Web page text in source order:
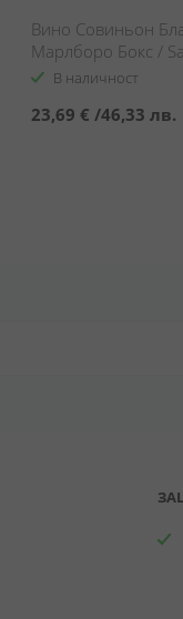
Вино Совиньон
Марлборо Бокс /
Blanc Skywalker
В наличност
23,69 € /46,33 лв.